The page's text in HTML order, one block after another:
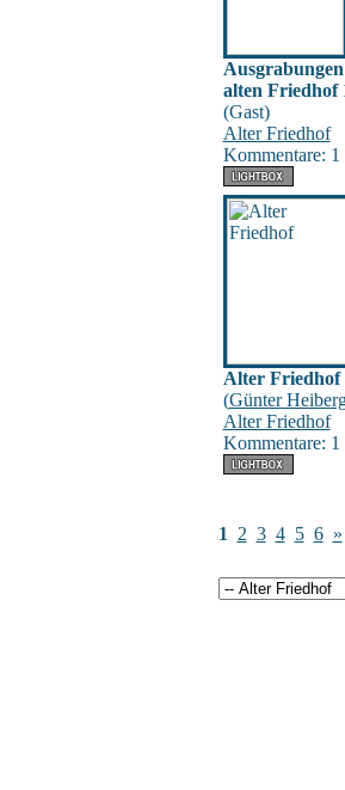
alten Friedhof
(Gast)
Alter Friedhof
Kommentare: 1
Alter Friedhof
(Günter
Alter Friedhof
Kommentare: 1
1 2 3 4 5 6 »